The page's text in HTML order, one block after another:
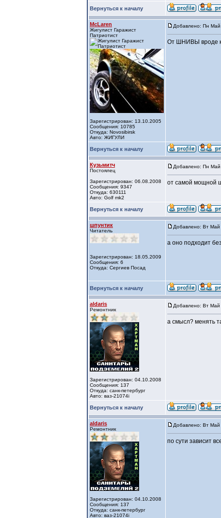
Вернуться к началу
McLaren
Жигулист Гаражист
Патриотист
Зарегистрирован: 13.10.2005
Сообщения: 10785
Откуда: Novosibirsk
Авто: ЖИГУЛИ
Добавлено: Пн
От ШНИВЫ вроде
Вернуться к началу
Кузьмитч
Постоялец
Зарегистрирован: 06.08.2008
Сообщения: 9347
Откуда: 630111
Авто: Golf mk2
Добавлено: Пн
от самой мощной
Вернуться к началу
шпунтик
Читатель
Зарегистрирован: 18.05.2009
Сообщения: 6
Откуда: Сергиев Посад
Добавлено: Вт
а оно подходит
Вернуться к началу
aldaris
Ремонтник
Зарегистрирован: 04.10.2008
Сообщения: 137
Откуда: санк-петербург
Авто: ваз-21074i
Добавлено: Вт
а смысл? менять
Вернуться к началу
aldaris
Ремонтник
Зарегистрирован: 04.10.2008
Сообщения: 137
Откуда: санк-петербург
Авто: ваз-21074i
Добавлено: Вт
по сути зависит